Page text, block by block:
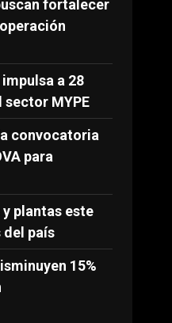
fortalecer
a 28
sector MYPE
convocatoria
para
plantas este
del país
15%